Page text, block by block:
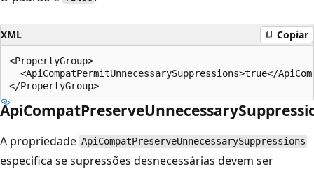
XML Copiar
<PropertyGroup>
<ApiCompatPermitUnnecessarySuppressions>true</
A propriedade ApiCompatPreserveUnnecessarySuppressions
especifica se supressões desnecessárias devem ser